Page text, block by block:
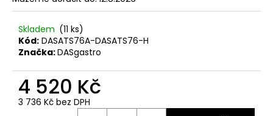
Skladem (11 ks)
Kód: DASATS76A-DASATS76-H
Značka:DASgastro
4 520 Kč
3 736 Kč bez DPH
p
o
u
u
e